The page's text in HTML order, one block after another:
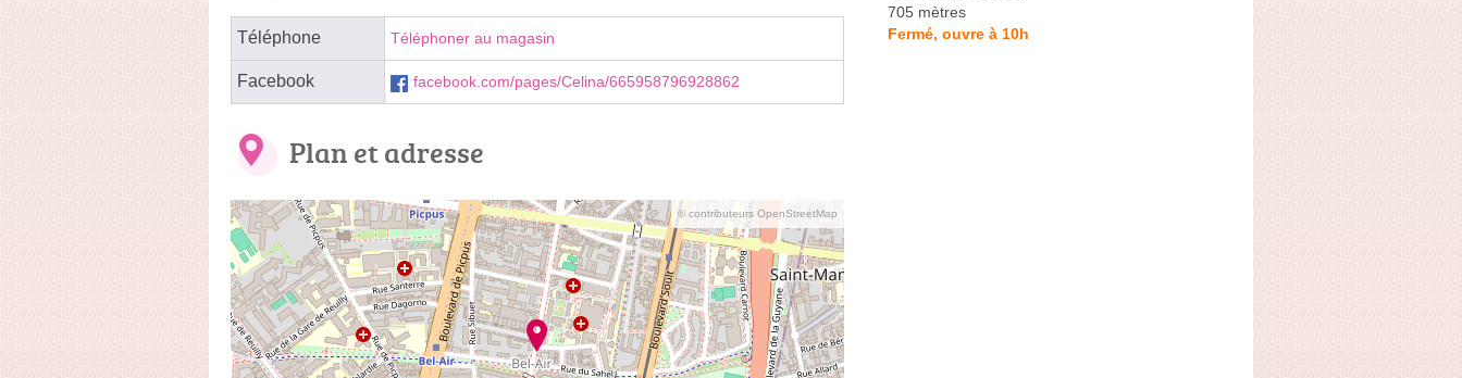
Téléphone Téléphoner au magasin
Facebook facebook.com/pages/Celina/665958796928862
Plan et adresse
© contributeurs OpenStreetMap
705 mètres
Fermé, ouvre à 10h